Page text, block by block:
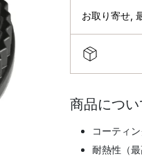
お取り寄せ
商品につ
コーティ
耐熱性（